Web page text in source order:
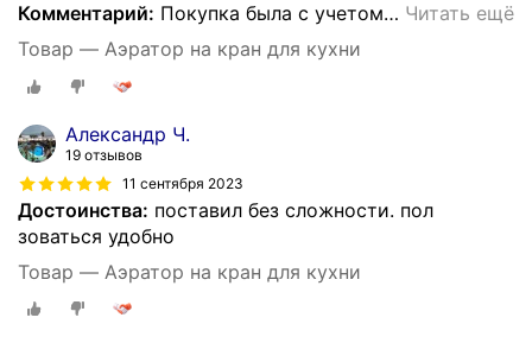
Комментарий: Покупка была с учетом… Читать ещё
Товар — Аэратор на кран для кухни
Александр Ч.
19 отзывов
11 сентября 2023
Достоинства: поставил без сложности. пол
зоваться удобно
Товар — Аэратор на кран для кухни